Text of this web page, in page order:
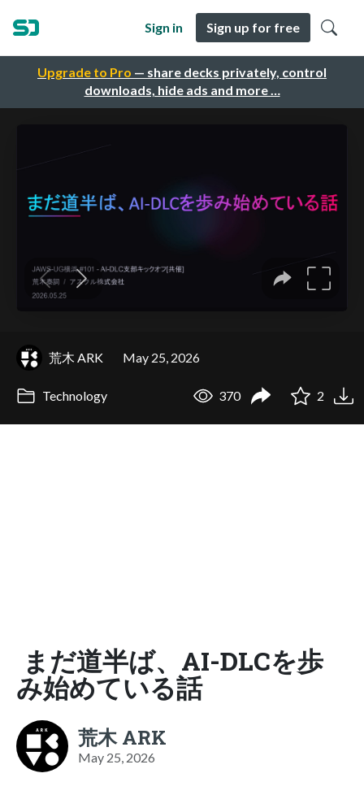
Upgrade to Pro — share decks privately, control
downloads, hide ads and more …
Sign in Sign up for free
荒木 ARK May 25, 2026
Technology 370 2
まだ道半ば、AI-DLCを歩
み始めている話
荒木 ARK
May 25, 2026